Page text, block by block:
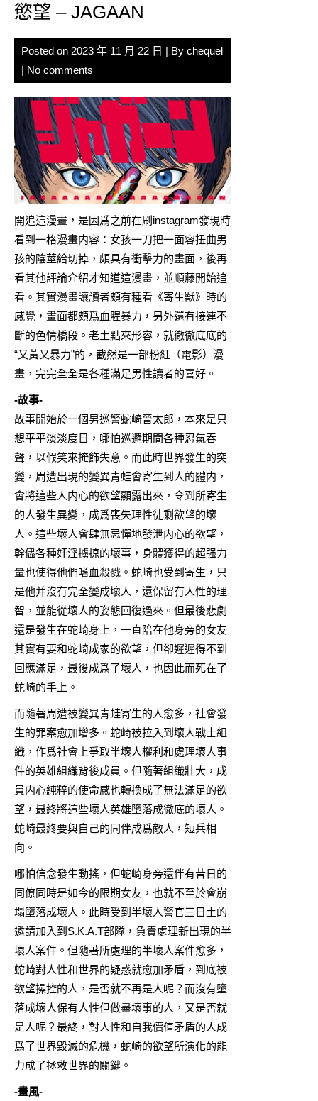
慾望 – JAGAAN
Posted on 2023 年 11 月 22 日 | By chequel
| No comments
開追這漫畫，是因爲之前在刷instagram發現時
看到一格漫畫内容：女孩一刀把一面容扭曲男
孩的陰莖給切掉，頗具有衝擊力的畫面，後再
看其他評論介紹才知道這漫畫，並順藤開始追
看。其實漫畫讓讀者頗有種看《寄生獸》時的
感覺，畫面都頗爲血腥暴力，另外還有接連不
斷的色情橋段。老土點來形容，就徹徹底底的
“又黃又暴力”的，截然是一部粉紅（電影）漫
畫，完完全全是各種滿足男性讀者的喜好。
-故事-
故事開始於一個男巡警蛇崎晉太郎，本來是只
想平平淡淡度日，哪怕巡邏期間各種忍氣吞
聲，以假笑來掩飾失意。而此時世界發生的突
變，周遭出現的變異青蛙會寄生到人的體内，
會將這些人内心的欲望顯露出來，令到所寄生
的人發生異變，成爲喪失理性徒剩欲望的壞
人。這些壞人會肆無忌憚地發泄内心的欲望，
幹儘各種奸淫擄掠的壞事，身體獲得的超强力
量也使得他們嗜血殺戮。蛇崎也受到寄生，只
是他并沒有完全變成壞人，還保留有人性的理
智，並能從壞人的姿態回復過來。但最後悲劇
還是發生在蛇崎身上，一直陪在他身旁的女友
其實有要和蛇崎成家的欲望，但卻遲遲得不到
回應滿足，最後成爲了壞人，也因此而死在了
蛇崎的手上。
而隨著周遭被變異青蛙寄生的人愈多，社會發
生的罪案愈加增多。蛇崎被拉入到壞人戰士組
織，作爲社會上爭取半壞人權利和處理壞人事
件的英雄組織背後成員。但隨著組織壯大，成
員内心純粹的使命感也轉換成了無法滿足的欲
望，最終將這些壞人英雄墮落成徹底的壞人。
蛇崎最終要與自己的同伴成爲敵人，短兵相
向。
哪怕信念發生動搖，但蛇崎身旁還伴有昔日的
同僚同時是如今的限期女友，也就不至於會崩
塌墮落成壞人。此時受到半壞人警官三日土的
邀請加入到S.K.A.T部隊，負責處理新出現的半
壞人案件。但隨著所處理的半壞人案件愈多，
蛇崎對人性和世界的疑惑就愈加矛盾，到底被
欲望操控的人，是否就不再是人呢？而沒有墮
落成壞人保有人性但做盡壞事的人，又是否就
是人呢？最終，對人性和自我價值矛盾的人成
爲了世界毀滅的危機，蛇崎的欲望所演化的能
力成了拯救世界的關鍵。
-畫風-